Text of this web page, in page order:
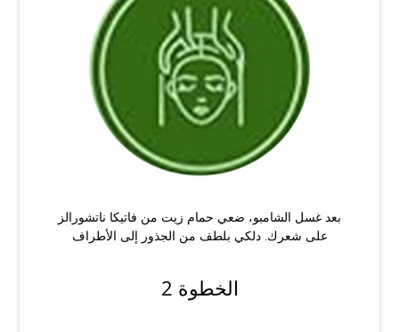
بعد غسل الشامبو، ضعي حمام زيت من فاتيكا ناتشورالز
على شعرك. دلكي بلطف من الجذور إلى الأطراف
الخطوة 2